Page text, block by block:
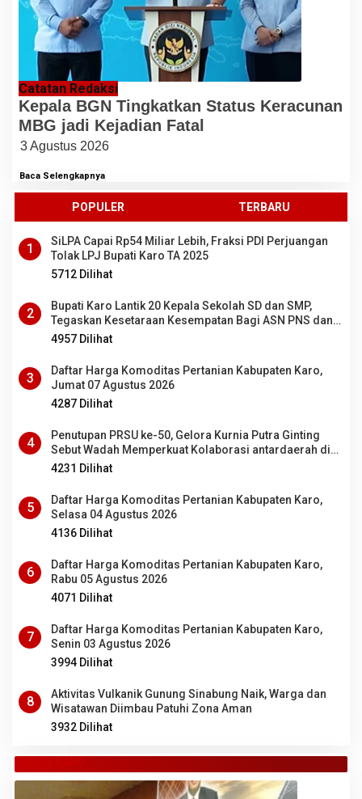
Catatan Redaksi
Kepala BGN Tingkatkan Status Keracunan
MBG jadi Kejadian Fatal
3 Agustus 2026
Baca Selengkapnya
POPULER TERBARU
1
SiLPA Capai Rp54 Miliar Lebih, Fraksi PDI Perjuangan
Tolak LPJ Bupati Karo TA 2025
5712 Dilihat
2
Bupati Karo Lantik 20 Kepala Sekolah SD dan SMP,
Tegaskan Kesetaraan Kesempatan Bagi ASN PNS dan
PPPK
4957 Dilihat
3
Daftar Harga Komoditas Pertanian Kabupaten Karo,
Jumat 07 Agustus 2026
4287 Dilihat
4
Penutupan PRSU ke-50, Gelora Kurnia Putra Ginting
Sebut Wadah Memperkuat Kolaborasi antardaerah di
Sumut
4231 Dilihat
5
Daftar Harga Komoditas Pertanian Kabupaten Karo,
Selasa 04 Agustus 2026
4136 Dilihat
6
Daftar Harga Komoditas Pertanian Kabupaten Karo,
Rabu 05 Agustus 2026
4071 Dilihat
7
Daftar Harga Komoditas Pertanian Kabupaten Karo,
Senin 03 Agustus 2026
3994 Dilihat
8
Aktivitas Vulkanik Gunung Sinabung Naik, Warga dan
Wisatawan Diimbau Patuhi Zona Aman
3932 Dilihat
TANAH KARO